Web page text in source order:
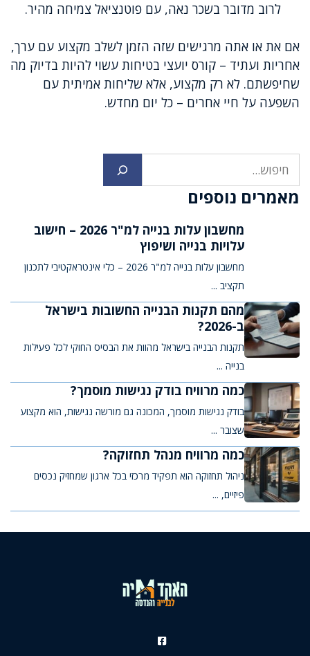
לרוב מדובר בשכר נאה, עם פוטנציאל צמיחה מהיר.
אם את או אתה מרגישים שזה הזמן לשלב מקצוע עם ערך,
אחריות ועתיד – קורס יועצי בטיחות עשוי להיות בדיוק מה
שחיפשתם. לא רק מקצוע, אלא שליחות אמיתית עם
השפעה על חיי אחרים – כל יום מחדש.
מאמרים נוספים
מחשבון עלות בנייה למ"ר 2026 – חישוב
עלויות בנייה ושיפוץ
מחשבון עלות בנייה למ"ר 2026 – כלי אינטראקטיבי לתכנון
תקציב ...
מהם תקנות הבנייה החשובות בישראל
ב-2026?
תקנות הבנייה בישראל מהוות את הבסיס החוקי לכל פעילות
בנייה ...
כמה מרוויח בודק נגישות מוסמך?
בודק נגישות מוסמך, המכונה גם מורשה נגישות, הוא מקצוע
שצובר ...
כמה מרוויח מנהל תחזוקה?
ניהול תחזוקה הוא תפקיד מרכזי בכל ארגון שמחזיק נכסים
פיזיים, ...